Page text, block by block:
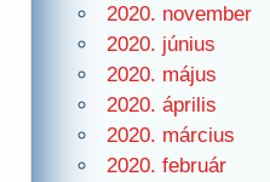
2020. november
2020. június
2020. május
2020. április
2020. március
2020. február